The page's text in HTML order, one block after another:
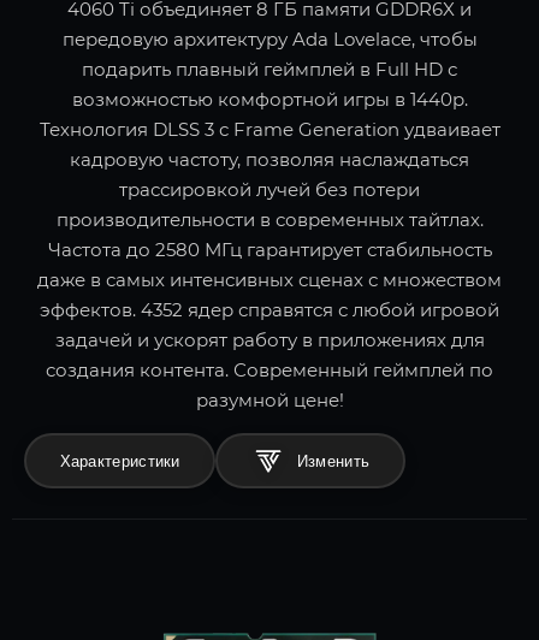
4060 Ti объединяет 8 ГБ памяти GDDR6X и
передовую архитектуру Ada Lovelace, чтобы
подарить плавный геймплей в Full HD с
возможностью комфортной игры в 1440p.
Технология DLSS 3 с Frame Generation удваивает
кадровую частоту, позволяя наслаждаться
трассировкой лучей без потери
производительности в современных тайтлах.
Частота до 2580 МГц гарантирует стабильность
даже в самых интенсивных сценах с множеством
эффектов. 4352 ядер справятся с любой игровой
задачей и ускорят работу в приложениях для
создания контента. Современный геймплей по
разумной цене!
Характеристики